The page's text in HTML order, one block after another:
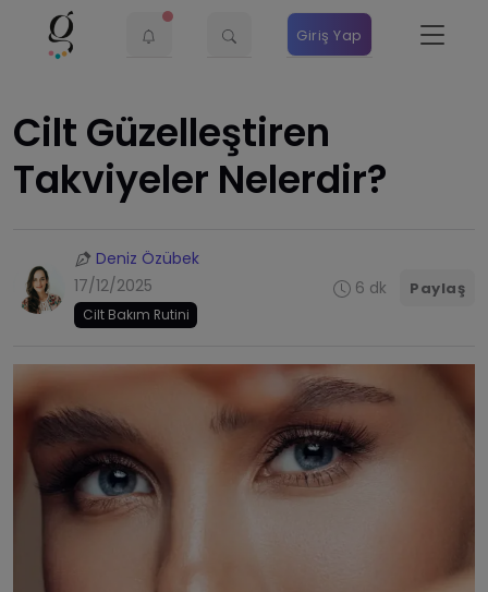
Giriş Yap
Cilt Güzelleştiren
Takviyeler Nelerdir?
Deniz Özübek
17/12/2025
Cilt Bakım Rutini
6 dk Paylaş